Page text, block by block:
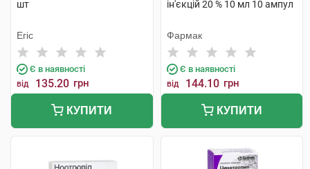
шт
Егіс
Є в наявності
від 135.20 грн
КУПИТИ
ін'єкцій 20 % 10 мл 10 ампул
Фармак
Є в наявності
від 144.10 грн
КУПИТИ